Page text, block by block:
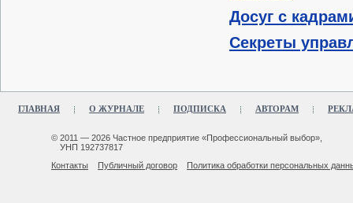
Досуг с
Секреты
ГЛАВНАЯ О ЖУРНАЛЕ ПОДПИСКА АВТОРАМ
© 2011 — 2026 Частное предприятие «Профессиональный выбор»,
УНП 192737817
Контакты
Публичный договор Политика обработки персональных